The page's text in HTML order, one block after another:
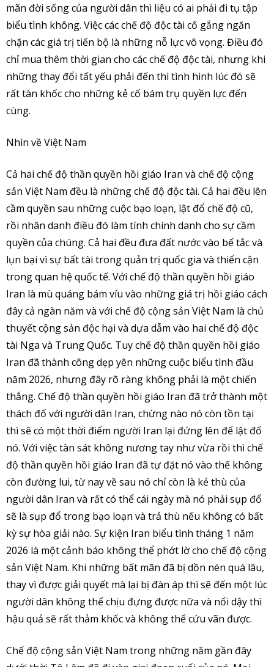
mãn đời sống của người dân thì liệu có ai phải đi tụ tập
biểu tình không. Việc các chế độ độc tài cố gắng ngăn
chặn các giá trị tiến bộ là những nỗ lực vô vọng. Điều đó
chỉ mua thêm thời gian cho các chế độ độc tài, nhưng khi
những thay đổi tất yếu phải đến thì tình hình lúc đó sẽ
rất tàn khốc cho những kẻ cố bám trụ quyền lực đến
cùng.
Nhìn về Việt Nam
Cả hai chế độ thần quyền hồi giáo Iran và chế độ cộng
sản Việt Nam đều là những chế độ độc tài. Cả hai đều lên
cầm quyền sau những cuộc bạo loạn, lật đổ chế độ cũ,
rồi nhân danh điều đó làm tính chính danh cho sự cầm
quyền của chúng. Cả hai đều đưa đất nước vào bế tắc và
lụn bại vì sự bất tài trong quản trị quốc gia và thiển cận
trong quan hệ quốc tế. Với chế độ thần quyền hồi giáo
Iran là mù quáng bám víu vào những giá trị hồi giáo cách
đây cả ngàn năm và với chế độ cộng sản Việt Nam là chủ
thuyết cộng sản độc hại và dựa dẫm vào hai chế độ độc
tài Nga và Trung Quốc. Tuy chế độ thần quyền hồi giáo
Iran đã thành công dẹp yên những cuộc biểu tình đầu
năm 2026, nhưng đây rõ ràng không phải là một chiến
thắng. Chế độ thần quyền hồi giáo Iran đã trở thành một
thách đố với người dân Iran, chừng nào nó còn tồn tại
thì sẽ có một thời điểm người Iran lại đứng lên để lật đổ
nó. Với việc tàn sát không nương tay như vừa rồi thì chế
độ thần quyền hồi giáo Iran đã tự đặt nó vào thế không
còn đường lui, từ nay về sau nó chỉ còn là kẻ thù của
người dân Iran và rất có thể cái ngày mà nó phải sụp đổ
sẽ là sụp đổ trong bạo loạn và trả thù nếu không có bất
kỳ sự hòa giải nào. Sự kiện Iran biểu tình tháng 1 năm
2026 là một cảnh báo không thể phớt lờ cho chế độ cộng
sản Việt Nam. Khi những bất mãn đã bị dồn nén quá lâu,
thay vì được giải quyết mà lại bị đàn áp thì sẽ đến một lúc
người dân không thể chịu đựng được nữa và nổi dậy thì
hậu quả sẽ rất thảm khốc và không thể cứu vãn được.
Chế độ cộng sản Việt Nam trong những năm gần đây